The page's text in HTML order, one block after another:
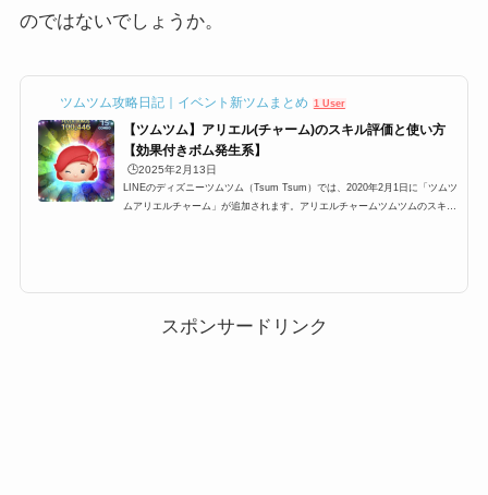
のではないでしょうか。
ツムツム攻略日記｜イベント新ツムまとめ 1 User
【ツムツム】アリエル(チャーム)のスキル評価と使い方
【効果付きボム発生系】
🕒️2025年2月13日
LINEのディズニーツムツム（Tsum Tsum）では、2020年2月1日に「ツムツ
ムアリエルチャーム」が追加されます。アリエルチャームツムツムのスキル
ルレベル1発生数:4～5スキルレ...
スポンサードリンク